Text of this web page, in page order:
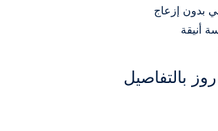
بدون إزعاج
أنيقة
بالتفاصيل